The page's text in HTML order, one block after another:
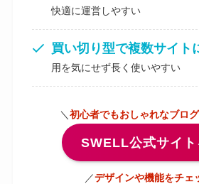
快適に運営しやすい
買い切り型で複数サイト
用を気にせず長く使いやすい
＼ 初心者でもおしゃれなブロ
SWELL公式サイト
／デザインや機能をチェ